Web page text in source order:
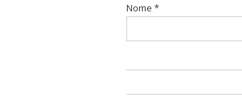
Nome *